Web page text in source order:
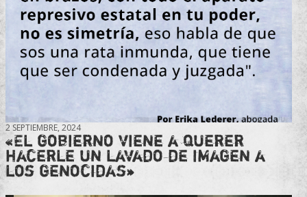
2 SEPTIEMBRE, 2024
«El gobierno viene a querer
hacerle un lavado de imagen a
los genocidas»